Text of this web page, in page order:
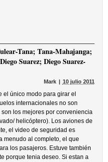
Tana; Tana-Mahajanga;
Suarez; Diego Suarez-
Mark 10 julio 2011
el único modo para girar el
internacionales no son
los mejores por conveniencia
helicóptero). Los aviones de
el video de seguridad es
menudo al completo, el que
los pasajeros. Estuve también
porque tenia deseo. Si estan a